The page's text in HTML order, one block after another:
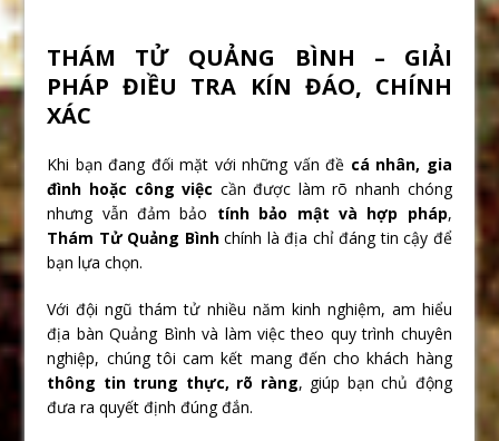
THÁM TỬ QUẢNG BÌNH – GIẢI
PHÁP ĐIỀU TRA KÍN ĐÁO, CHÍNH
XÁC
Khi bạn đang đối mặt với những vấn đề cá nhân, gia
đình hoặc công việc cần được làm rõ nhanh chóng
nhưng vẫn đảm bảo tính bảo mật và hợp pháp,
Thám Tử Quảng Bìnhchính là địa chỉ đáng tin cậy để
bạn lựa chọn.
Với đội ngũ thám tử nhiều năm kinh nghiệm, am hiểu
địa bàn Quảng Bình và làm việc theo quy trình chuyên
nghiệp, chúng tôi cam kết mang đến cho khách hàng
thông tin trung thực, rõ ràng, giúp bạn chủ động
đưa ra quyết định đúng đắn.